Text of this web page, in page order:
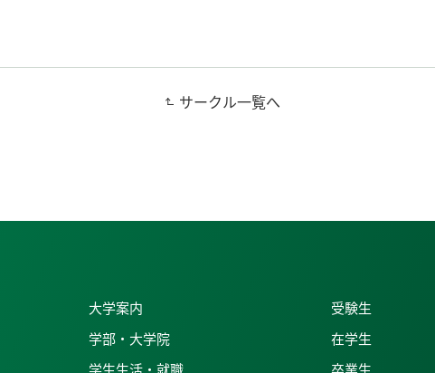
サークル一覧へ
大学案内
学部・大学院
学生生活・就職
受験生
在学生
卒業生